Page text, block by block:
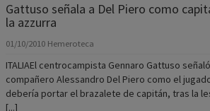
Gattuso señala a Del Piero como
la azzurra
01/10/2010 Hemeroteca
ITALIAEl centrocampista Gennaro Gattuso
compañero Alessandro Del Piero como el
debería portar el brazalete de capitán, tras la
[...]